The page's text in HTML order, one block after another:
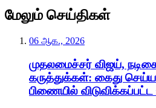
மேலும் செய்திகள்
06 ஆக., 2026
முதலமைச்சர் விஜய், நடிகை
கருத்துக்கள்: கைது
பிணையில்